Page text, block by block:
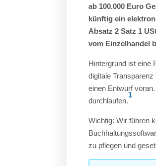
ab 100.000 Euro
künftig ein
Absatz 2 Satz 1
vom Einzelhandel
Hintergrund ist eine
digitale
einen Entwurf
durchlaufen.
1
Wichtig: Wir führen
zu pflegen und